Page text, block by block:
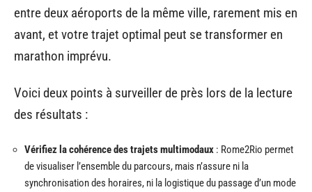
entre deux aéroports de la même ville, rarement mis en
avant, et votre trajet optimal peut se transformer en
marathon imprévu.
Voici deux points à surveiller de près lors de la lecture
des résultats :
Vérifiez la cohérence des trajets multimodaux : Rome2Rio permet
de visualiser l’ensemble du parcours, mais n’assure ni la
synchronisation des horaires, ni la logistique du passage d’un mode